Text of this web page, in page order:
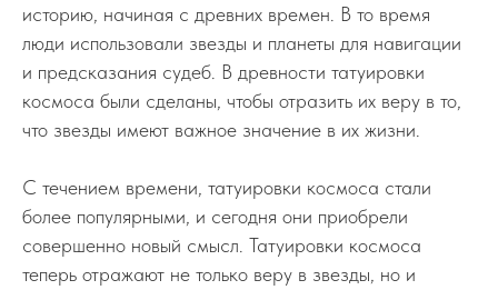
историю, начиная с древних времен. В то время
люди использовали звезды и планеты для навигации
и предсказания судеб. В древности татуировки
космоса были сделаны, чтобы отразить их веру в то,
что звезды имеют важное значение в их жизни.
С течением времени, татуировки космоса стали
более популярными, и сегодня они приобрели
совершенно новый смысл. Татуировки космоса
теперь отражают не только веру в звезды, но и